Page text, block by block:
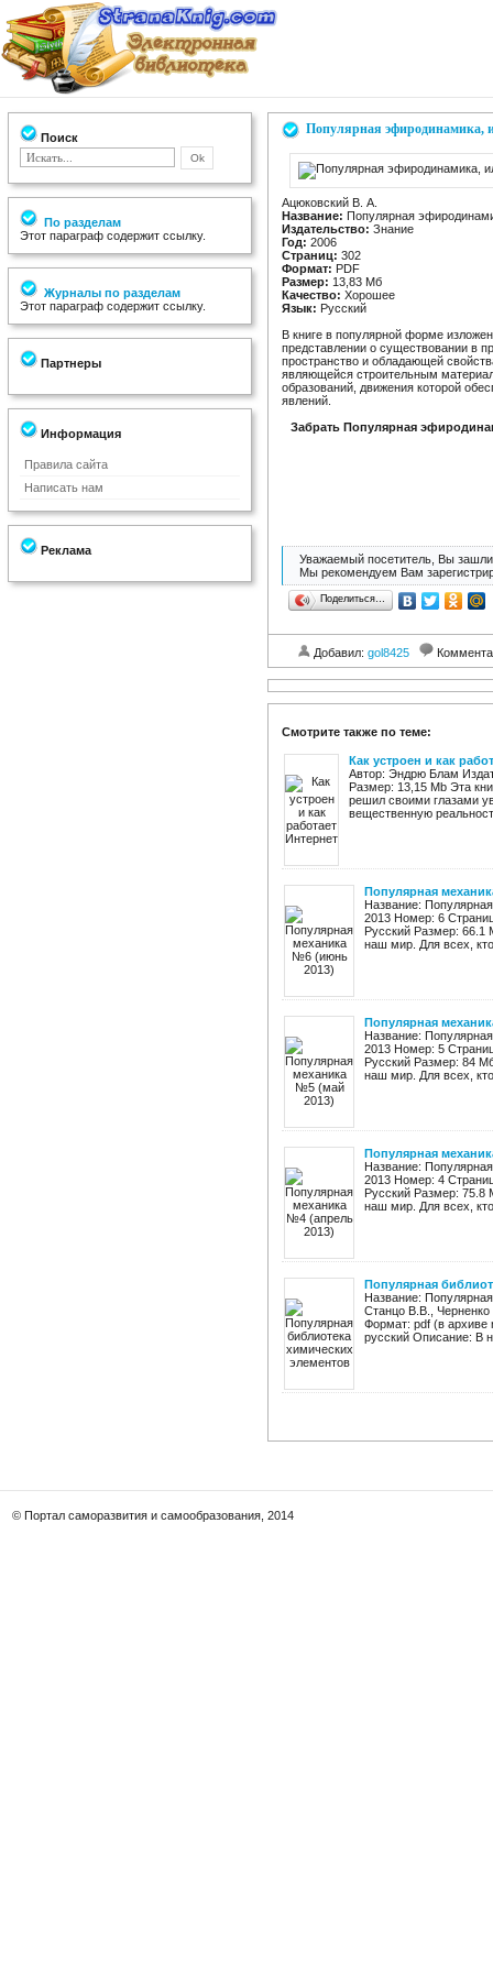
Поиск
По разделам
Этот параграф содержит ссылку.
Журналы по разделам
Этот параграф содержит ссылку.
Партнеры
Информация
Правила сайта
Написать нам
Реклама
Популярная эфиродинамика,
Ацюковский В. А.
Название: Популярная
Издательство: Знание
Год: 2006
Страниц: 302
Формат: PDF
Размер: 13,83 Мб
Качество: Хорошее
Язык: Русский
В книге в популярной форме
представлении о существовании в
пространство и обладающей
являющейся строительным
образований, движения которой
явлений.
Забрать Популярная
Уважаемый посетитель, Вы зашли
Мы рекомендуем Вам
Поделиться…
Добавил: gol8425
Смотрите также по теме:
Как устроен и как
Автор: Эндрю Блам
Размер: 13,15 Mb Эта
решил своими глазами
вещественную
Популярная
Название:
2013 Номер: 6
Русский Размер: 66.1
наш мир. Для всех,
Популярная
Название:
2013 Номер: 5
Русский Размер: 84
наш мир. Для всех,
Популярная
Название:
2013 Номер: 4
Русский Размер: 75.8
наш мир. Для всех,
Популярная
Название:
Станцо В.В.,
Формат: pdf (в архиве
русский Описание: В
© Портал саморазвития и самообразования, 2014